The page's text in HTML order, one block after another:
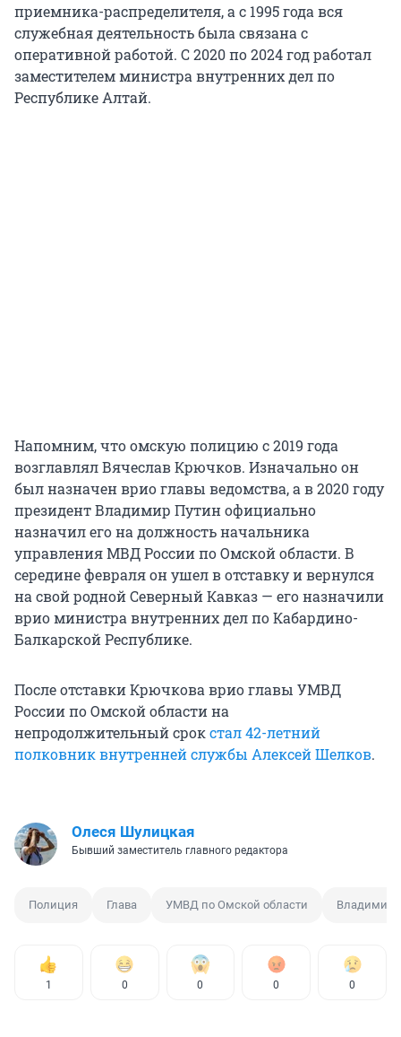
приемника-распределителя, а с 1995 года вся
служебная деятельность была связана с
оперативной работой. С 2020 по 2024 год работал
заместителем министра внутренних дел по
Республике Алтай.
Напомним, что омскую полицию с 2019 года
возглавлял Вячеслав Крючков. Изначально он
был назначен врио главы ведомства, а в 2020 году
президент Владимир Путин официально
назначил его на должность начальника
управления МВД России по Омской области. В
середине февраля он ушел в отставку и вернулся
на свой родной Северный Кавказ — его назначили
врио министра внутренних дел по Кабардино-
Балкарской Республике.
После отставки Крючкова врио главы УМВД
России по Омской области на
непродолжительный срокстал 42-летний
полковник внутренней службы Алексей Шелков.
Олеся Шулицкая
Бывший заместитель главного редактора
Полиция Глава УМВД по Омской области Владимир
1 0 0 0 0